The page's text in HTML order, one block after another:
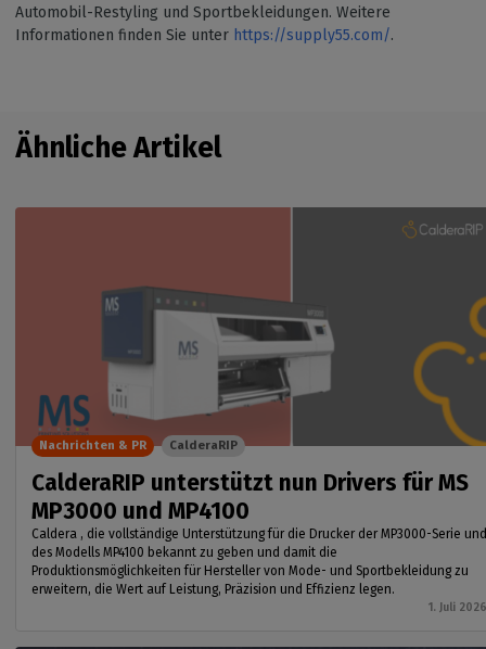
Automobil-Restyling und Sportbekleidungen. Weitere
Informationen finden Sie unter https://supply55.com/.
Ähnliche Artikel
CalderaRIP unterstützt nun Drivers für MS
MP3000 und MP4100
Caldera , die vollständige Unterstützung für die Drucker der MP3000-Serie und
des Modells MP4100 bekannt zu geben und damit die
Produktionsmöglichkeiten für Hersteller von Mode- und Sportbekleidung zu
erweitern, die Wert auf Leistung, Präzision und Effizienz legen.
1. Juli 2026
Nachrichten & PR CalderaRIP